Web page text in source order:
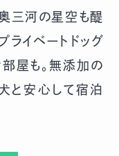
三河の星空も醍
ライベートドッグ
屋も。無添加の
と安心して宿泊